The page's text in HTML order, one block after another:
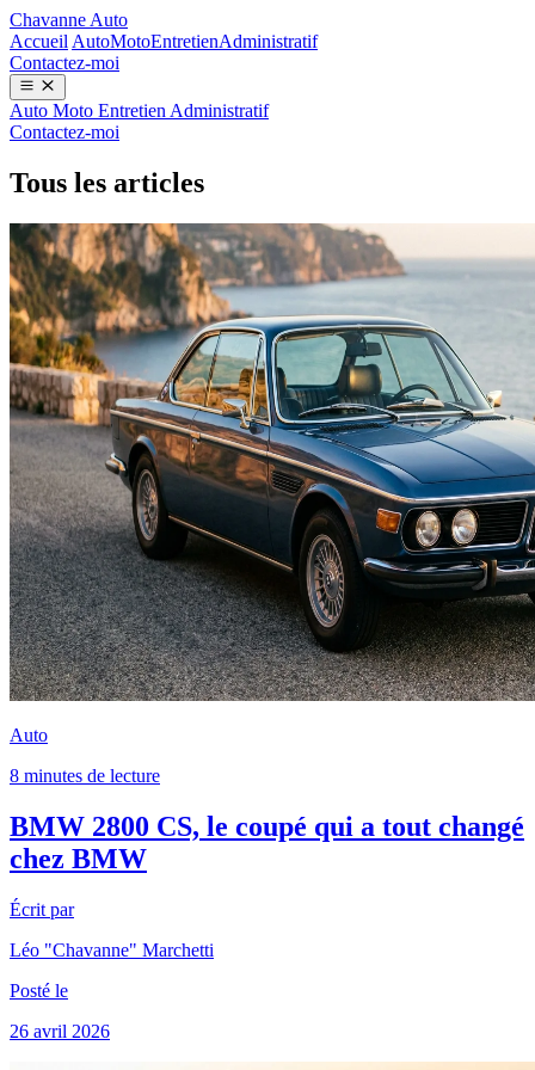
Chavanne Auto
Accueil AutoMotoEntretienAdministratif
Contactez-moi
Auto Moto Entretien Administratif
Contactez-moi
Tous les articles
Auto
8 minutes de lecture
BMW 2800 CS, le coupé qui a tout changé
chez BMW
Écrit par
Léo "Chavanne" Marchetti
Posté le
26 avril 2026